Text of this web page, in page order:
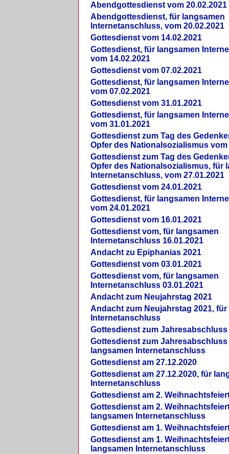
Abendgottesdienst vom 20.02.2021
Abendgottesdienst, für langsamen
Internetanschluss, vom 20.02.2021
Gottesdienst vom 14.02.2021
Gottesdienst, für langsamen
vom 14.02.2021
Gottesdienst vom 07.02.2021
Gottesdienst, für langsamen
vom 07.02.2021
Gottesdienst vom 31.01.2021
Gottesdienst, für langsamen
vom 31.01.2021
Gottesdienst zum Tag des
Opfer des Nationalsozialismus vom
Gottesdienst zum Tag des
Opfer des Nationalsozialismus, für
Internetanschluss, vom 27.01.2021
Gottesdienst vom 24.01.2021
Gottesdienst, für langsamen
vom 24.01.2021
Gottesdienst vom 16.01.2021
Gottesdienst vom, für langsamen
Internetanschluss 16.01.2021
Andacht zu Epiphanias 2021
Gottesdienst vom 03.01.2021
Gottesdienst vom, für langsamen
Internetanschluss 03.01.2021
Andacht zum Neujahrstag 2021
Andacht zum Neujahrstag 2021,
Internetanschluss
Gottesdienst zum Jahresabschluss
Gottesdienst zum Jahresabschluss
langsamen Internetanschluss
Gottesdienst am 27.12.2020
Gottesdienst am 27.12.2020, für
Internetanschluss
Gottesdienst am 2.
Gottesdienst am 2.
langsamen Internetanschluss
Gottesdienst am 1.
Gottesdienst am 1.
langsamen Internetanschluss